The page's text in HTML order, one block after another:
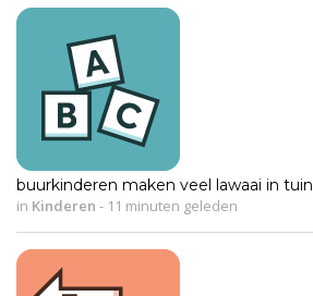
buurkinderen maken veel lawaai in tuin
in Kinderen - 11 minuten geleden